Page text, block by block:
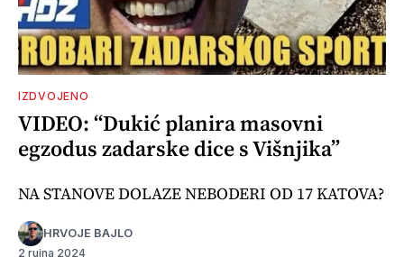
IZDVOJENO
VIDEO: “Dukić planira masovni
egzodus zadarske dice s Višnjika”
NA STANOVE DOLAZE NEBODERI OD 17 KATOVA?
HRVOJE BAJLO
2 rujna 2024